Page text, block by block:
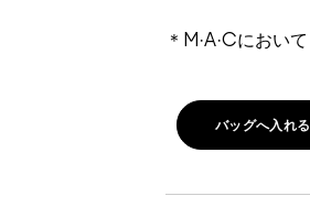
＊M·A·Cにおいて
バッグへ入れる